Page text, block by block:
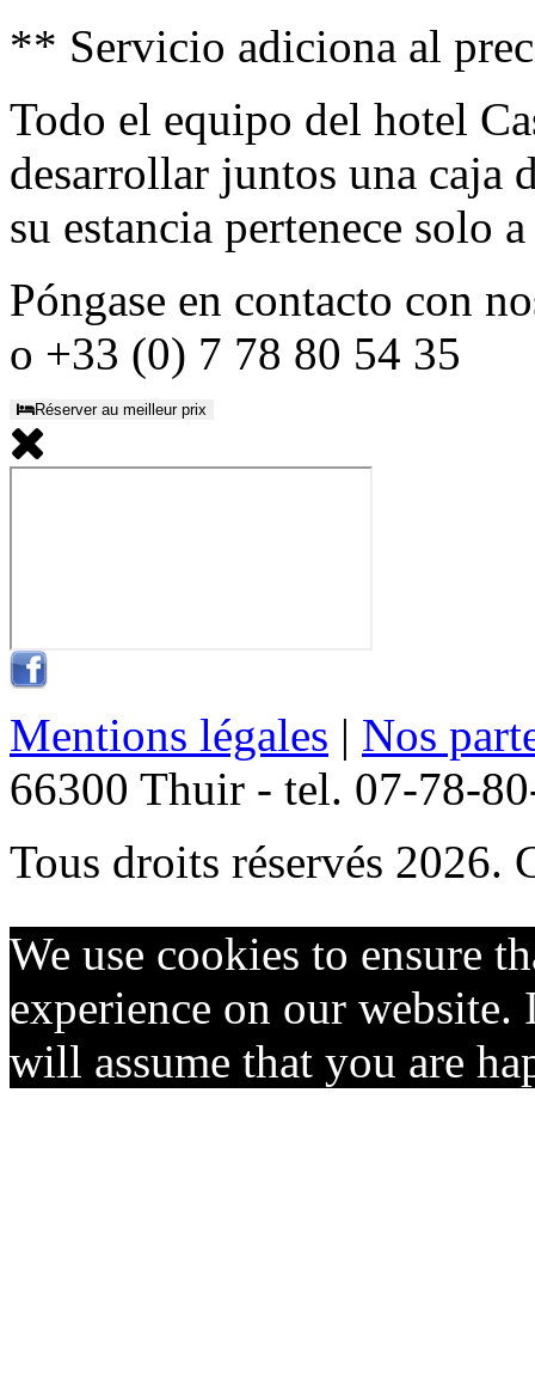
** Servicio adiciona al
Todo el equipo del hotel
desarrollar juntos una caja
su estancia pertenece solo
Póngase en contacto con
o +33 (0) 7 78 80 54 35
Réserver au meilleur prix
Mentions légales | Nos
66300 Thuir - tel. 07-78-
Tous droits réservés 2026.
We use cookies to ensure
experience on our
will assume that you are